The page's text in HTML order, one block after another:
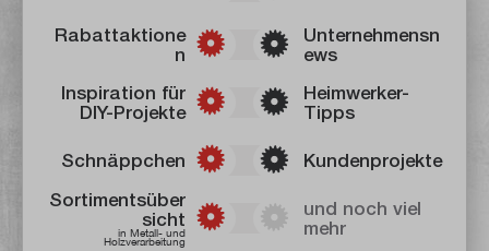
Rabattaktione
n
Unternehmensn
ews
Inspiration für
DIY-Projekte
Heimwerker-
Tipps
Schnäppchen
Kundenprojekte
Sortimentsüber
sicht
in Metall- und
Holzverarbeitung
und noch viel
mehr